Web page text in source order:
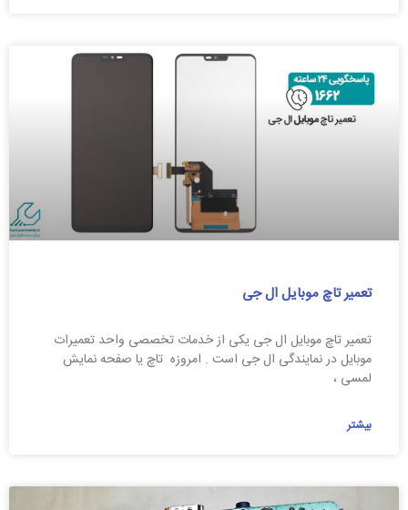
تعمیر تاچ موبایل ال جی
تعمیر تاچ موبایل ال جی یکی از خدمات تخصصی واحد تعمیرات
موبایل در نمایندگی ال جی است . امروزه تاچ یا صفحه نمایش
لمسی ،
بیشتر